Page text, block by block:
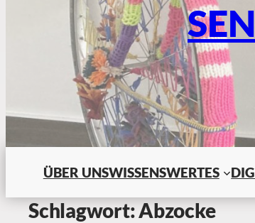
ÜBER UNSWISSENSWERTES
Schlagwort:Abzocke